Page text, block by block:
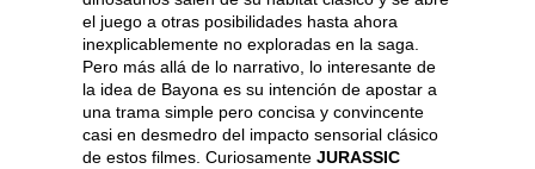
el juego a otras posibilidades hasta ahora
inexplicablemente no exploradas en la saga.
Pero más allá de lo narrativo, lo interesante de
la idea de Bayona es su intención de apostar a
una trama simple pero concisa y convincente
casi en desmedro del impacto sensorial clásico
de estos filmes. Curiosamente JURASSIC